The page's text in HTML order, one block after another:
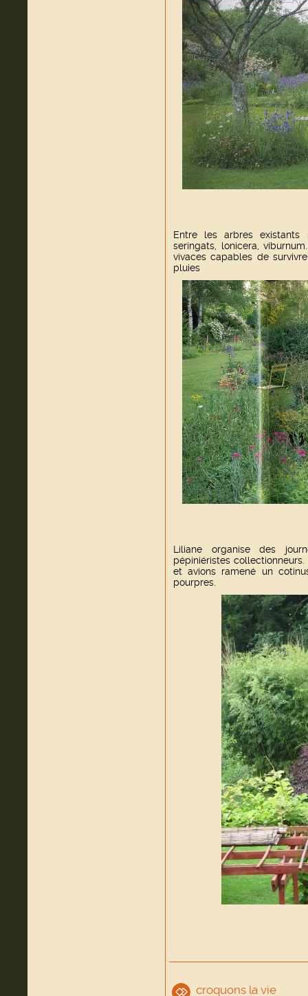
Entre les arbres existants
seringats, lonicera,
vivaces capables de
pluies
Liliane organise des
pépiniéristes
et avions ramené un
pourpres.
croquons la vie